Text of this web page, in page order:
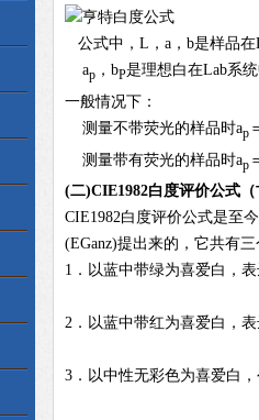
公式中，L，a，b是样品
ap ，bP是理想白在Lab系
一般情况下：
测量不带荧光的样品时ap
测量带有荧光的样品时ap
(二)CIE1982白度评价公式
CIE1982白度评价公式是至
(EGanz)提出来的，它共有
1．以蓝中带绿为喜爱白，
2．以蓝中带红为喜爱白，
3．以中性无彩色为喜爱白